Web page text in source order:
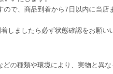
で、商品到着から7日以内に当店
しましたら必ず状態確認をお願い
の種類や環境により、実物と異な